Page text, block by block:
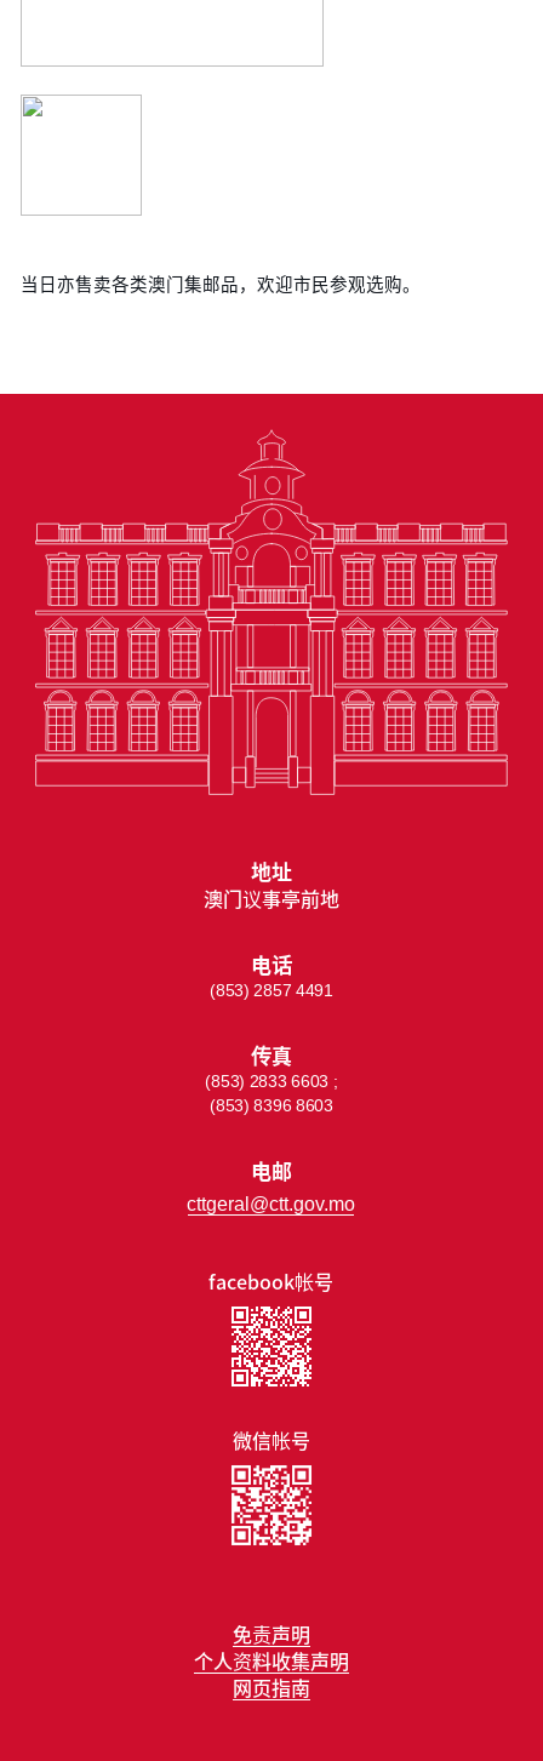
当日亦售卖各类澳门集邮品，欢迎市民参观选购。
免责声明
个人资料收集声明
网页指南
facebook帐号
微信帐号
地址
澳门议事亭前地
电话
(853) 2857 4491
传真
(853) 2833 6603 ;
(853) 8396 8603
电邮
cttgeral@ctt.gov.mo